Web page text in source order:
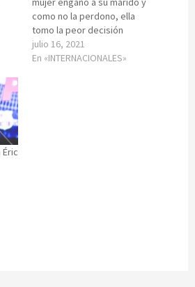
como no la perdono, ella
tomo la peor decisión
julio 16, 2021
En «INTERNACIONALES»